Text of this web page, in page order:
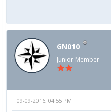
GN010
Junior Member
09-09-2016, 04:55 PM